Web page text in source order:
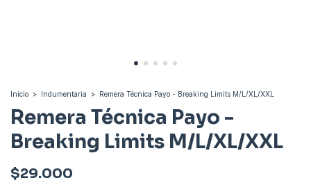
Inicio > Indumentaria > Remera Técnica Payo - Breaking Limits M/L/XL/XXL
Remera Técnica Payo -
Breaking Limits M/L/XL/XXL
$29.000